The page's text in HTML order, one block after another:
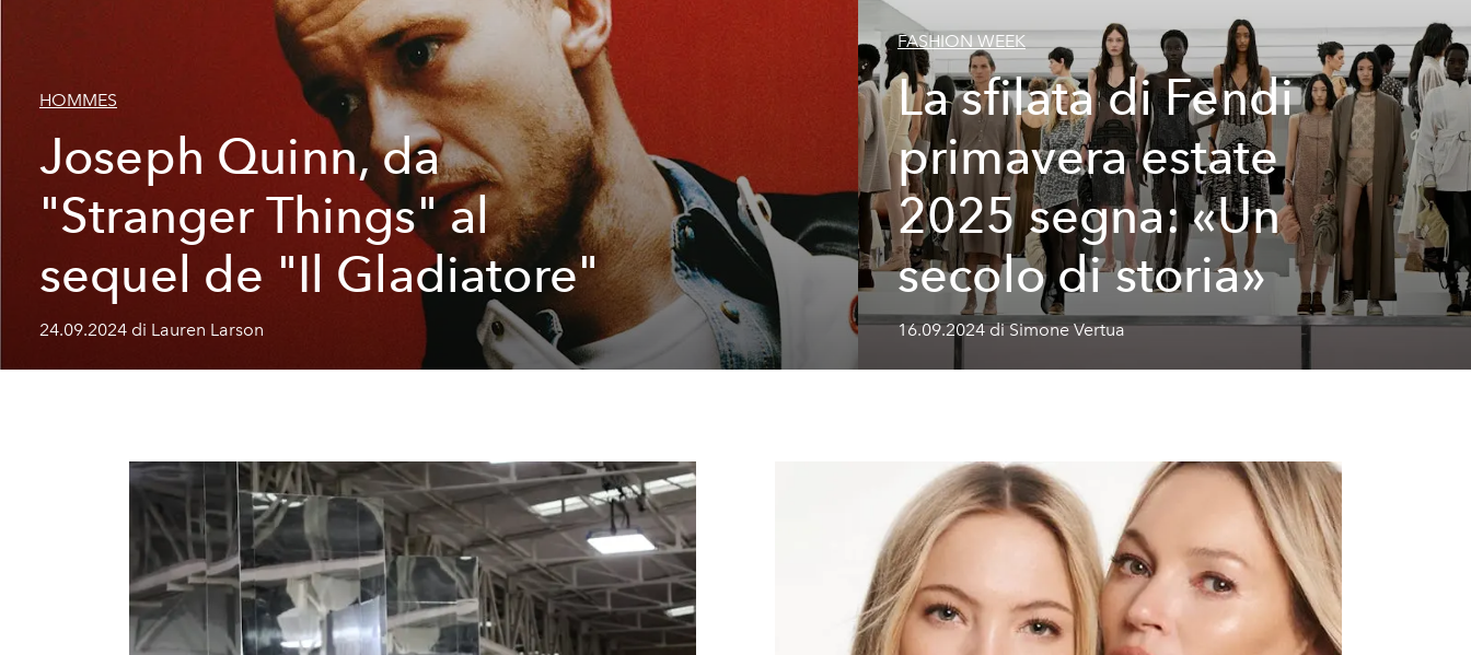
HOMMES
Joseph Quinn, da
"Stranger Things" al
sequel de "Il Gladiatore"
24.09.2024 di Lauren Larson
FASHION WEEK
La sfilata di Fendi
primavera estate
2025 segna: «Un
secolo di storia»
16.09.2024 di Simone Vertua